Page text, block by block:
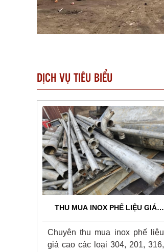
DỊCH VỤ TIÊU BIỂU
THU MUA INOX PHẾ LIỆU GIÁ
TOÁN NHANH 24/7
Chuyên thu mua inox phế liệu
giá cao các loại 304, 201, 316,